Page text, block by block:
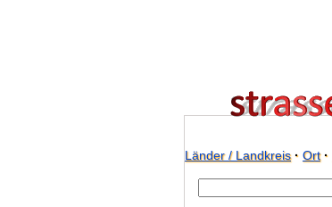
Länder / Landkreis· Ort·